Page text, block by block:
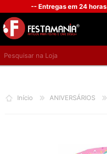
-- Entregas em 24
Início ANIVERSÁRIOS